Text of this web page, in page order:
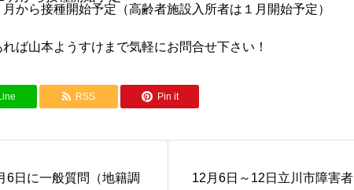
から接種開始予定（高齢者施設入所者は１月開始予定）
ば山本ようすけまで気軽にお問合せ下さい！
RSS Pin it
6日に一般質問（地籍調
12月6日～12日立川市障害者